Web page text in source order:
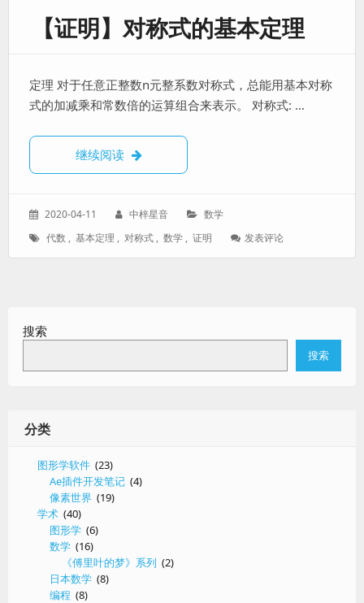
一
般
论
【证明】对称式的基本定理
定理 对于任意正整数n元整系数对称式，总能用基本对称
式的加减乘和常数倍的运算组合来表示。 对称式: …
继续阅读 【证明】对称式的基本定理
发
于：
2020-04-11
作
中梓星音
分
数学
标
代数 , 基本定理 , 对称式 , 数学 , 证明 发表评论: 【证
本
理
搜索
搜索
分类
图形学软件 (23)
Ae插件开发笔记 (4)
像素世界 (19)
学术 (40)
图形学 (6)
数学 (16)
《傅里叶的梦》系列 (2)
日本数学 (8)
编程 (8)